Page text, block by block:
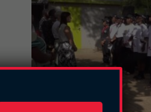
Culture